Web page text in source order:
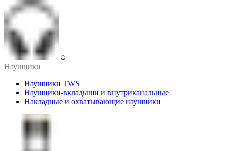
Наушники
Наушники TWS
Наушники-вкладыши и внутриканальные
Накладные и охватывающие наушники